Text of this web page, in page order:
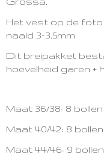
Het vest op de
naald 3-3,5mm
Dit breipakket
hoevelheid garen +
Maat 36/38: 8 bollen
Maat 40/42: 8 bollen
Maat 44/46: 9 bollen